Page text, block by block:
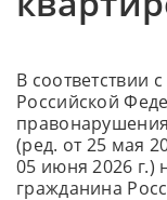
В соответствии
Российской
(ред. от 25 мая
05 июня 2026 г.)
гражданина